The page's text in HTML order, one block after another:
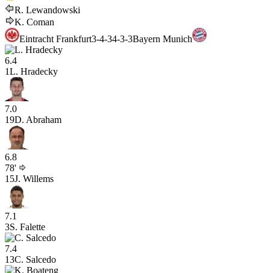
R. Lewandowski
K. Coman
Eintracht Frankfurt3-4-34-3-3Bayern Munich
6.4
1L. Hradecky
7.0
19D. Abraham
6.8
78'
15J. Willems
7.1
3S. Falette
7.4
13C. Salcedo